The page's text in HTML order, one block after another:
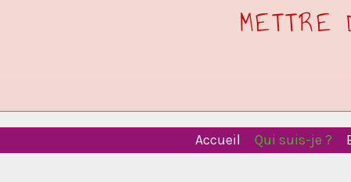
METTRE
Accueil Qui suis-je ?